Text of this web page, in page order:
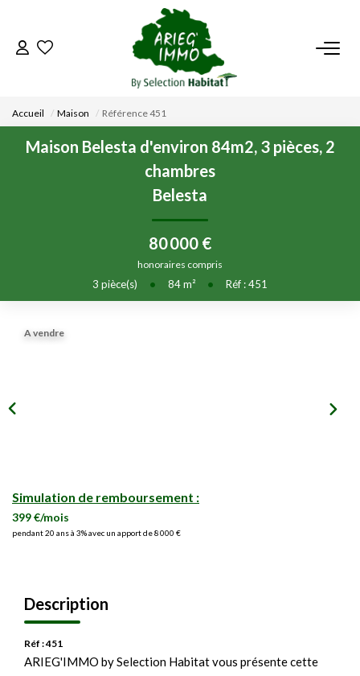
ACCUEIL
NOS BIENS
VENDRE UN BIEN
DÉPOSEZ VOTRE RECHERCHE
NOUS REJOINDRE
Accueil Maison Référence 451
Maison Belesta d'environ 84m2, 3 pièces, 2
chambres
Belesta
80 000 €
honoraires compris
3 pièce(s) • 84m² • Réf : 451
A vendre
Simulation de remboursement :
399 €/mois
pendant 20 ans à 3% avec un apport de 8 000 €
Description
Réf : 451
ARIEG'IMMO by Selection Habitat vous présente cette